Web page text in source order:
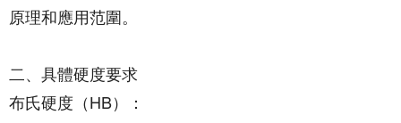
原理和應用范圍。
二、具體硬度要求
布氏硬度（HB）：